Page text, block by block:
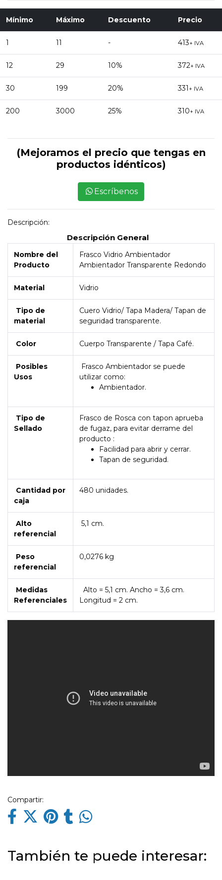
Mínimo Máximo Descuento Precio
1 11 - 413+ IVA
12 29 10% 372+ IVA
30 199 20% 331 + IVA
200 3000 25% 310+ IVA
(Mejoramos el precio que tengas en
productos idénticos)
Escríbenos
Descripción:
Descripción General
Nombre del
Producto
Frasco Vidrio Ambientador
Ambientador Transparente Redondo
Material Vidrio
Tipo de
material
Cuero Vidrio/ Tapa Madera/ Tapan de
seguridad transparente.
Color Cuerpo Transparente / Tapa Café.
Posibles
Usos
Frasco Ambientador se puede
utilizar como:
Ambientador.
Tipo de
Sellado
Frasco de Rosca con tapon aprueba
de fugaz, para evitar derrame del
producto :
Facilidad para abrir y cerrar.
Tapan de seguridad.
Cantidad por
caja
480 unidades.
Alto
referencial
5,1 cm.
Peso
referencial
0,0276 kg
Medidas
Referenciales
Alto = 5,1 cm. Ancho = 3,6 cm.
Longitud = 2 cm.
Compartir:
También te puede interesar: